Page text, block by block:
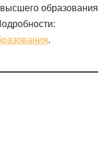
образования
.